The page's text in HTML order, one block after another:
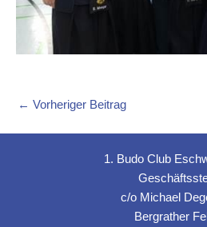
← Vorheriger Beitrag
1. Budo Club
c/o Michael
Bergrather